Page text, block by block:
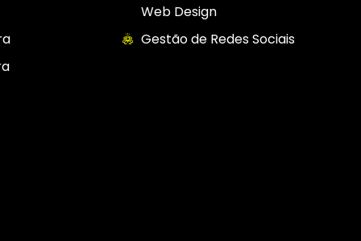
Web Design
Gestão de Redes Sociais